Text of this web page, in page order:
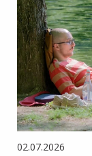
02.07.2026